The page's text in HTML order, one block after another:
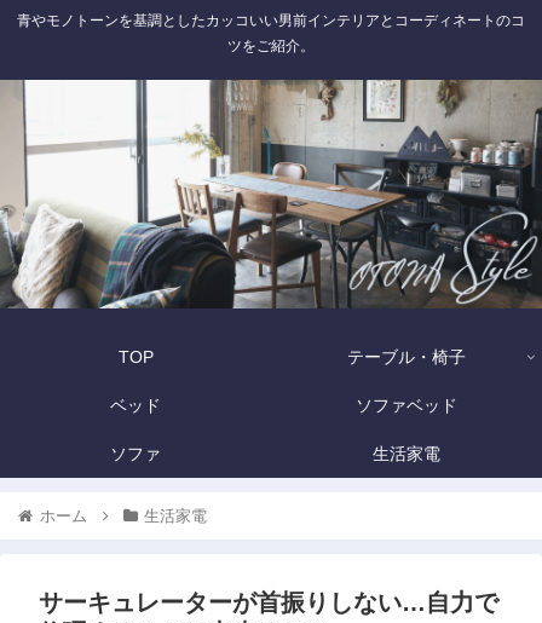
青やモノトーンを基調としたカッコいい男前インテリアとコーディネートのコ
ツをご紹介。
TOP テーブル・椅子
ベッド ソファベッド
ソファ 生活家電
ホーム 生活家電
サーキュレーターが首振りしない…自力で